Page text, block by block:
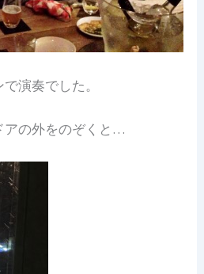
演奏でした。
アの外をのぞくと…